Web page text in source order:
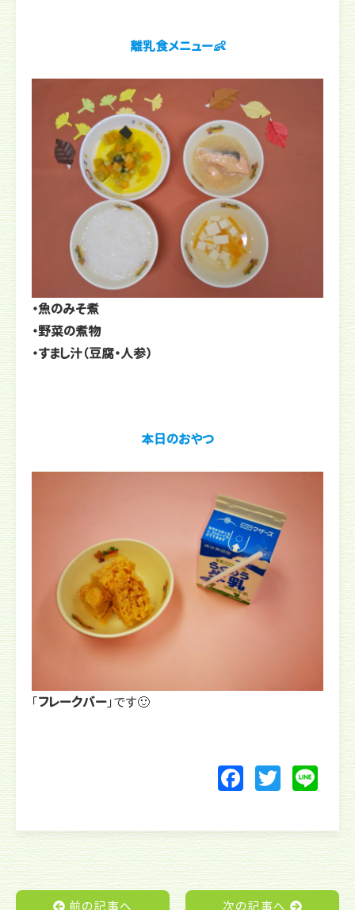
離乳食メニュー👶
・魚のみそ煮
・野菜の煮物
・すまし汁（豆腐・人参）
本日のおやつ
「フレークバー」です🙂
F
c
e
b
T
itt
er
Li
e
前の記事へ 次の記事へ